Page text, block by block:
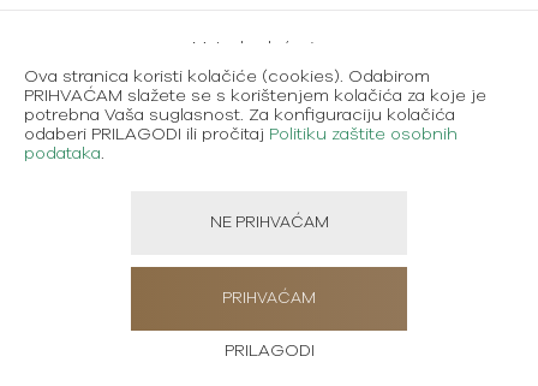
Metode plaćanja
Karijere
Uvjeti korištenja
Created using magic by
Ova stranica koristi kolačiće (cookies). Odabirom
PRIHVAĆAM slažete se s korištenjem kolačića za koje je
potrebna Vaša suglasnost. Za konfiguraciju kolačića
odaberi PRILAGODI ili pročitaj Politiku zaštite osobnih
podataka.
PRILAGODI
NE PRIHVAĆAM
PRIHVAĆAM